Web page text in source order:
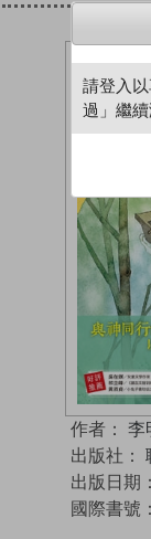
作者： 李
出版社：
出版日期：
國際書號：
請登入
過」繼續